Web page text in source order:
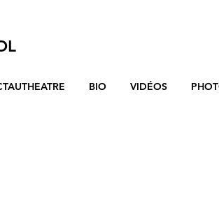
BIO VIDÉOS